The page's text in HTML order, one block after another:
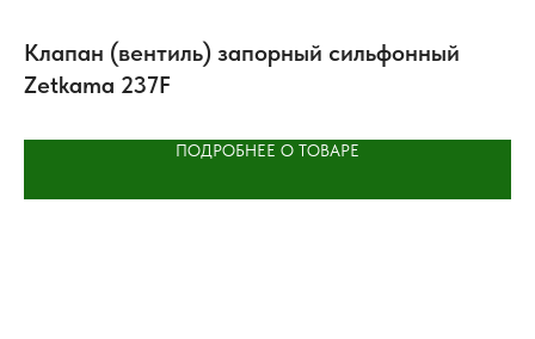
Клапан (вентиль) запорный сильфонный
Zetkama 237F
ПОДРОБНЕЕ О ТОВАРЕ